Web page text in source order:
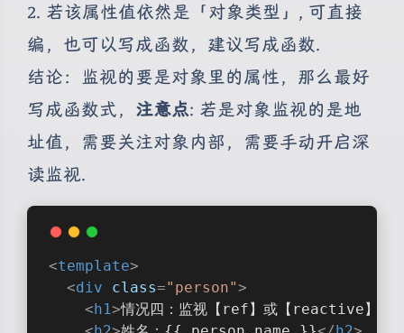
2. 若该属性值依然是「对象类型」, 可直接
编，也可以写成函数，建议写成函数.
结论：监视的要是对象里的属性，那么最好
写成函数式， 注意点: 若是对象监视的是地
址值，需要关注对象内部，需要手动开启深
读监视.
<template>
<div class="person">
<h1>情况四：监视【ref】或【reactive】定义